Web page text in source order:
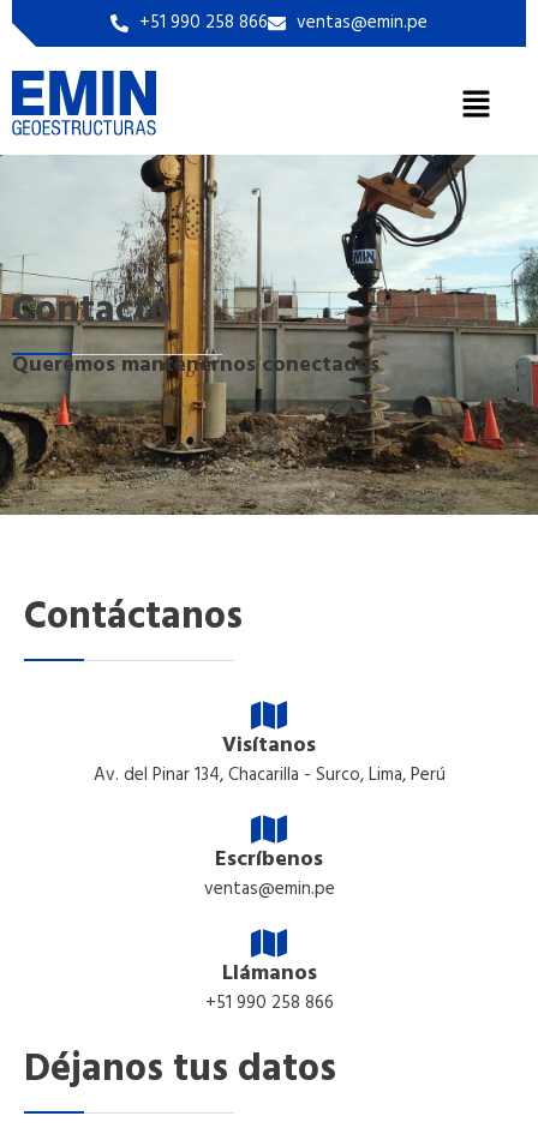
+51 990 258 866 ventas@emin.pe
Contacto
Queremos mantenernos conectados
Contáctanos
Visítanos
Av. del Pinar 134, Chacarilla - Surco, Lima, Perú
Escríbenos
ventas@emin.pe
Llámanos
+51 990 258 866
Déjanos tus datos